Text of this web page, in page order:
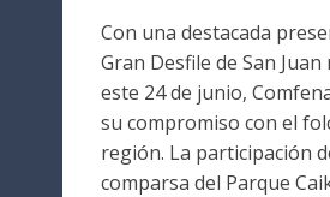
Con una destacada
Gran Desfile de San Juan
este 24 de junio,
su compromiso con el
región. La participación
comparsa del Parque